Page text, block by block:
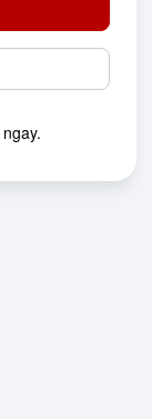
ngay.